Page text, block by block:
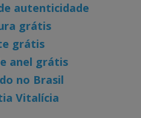
autenticidade
grátis
grátis
anel grátis
no Brasil
Vitalícia